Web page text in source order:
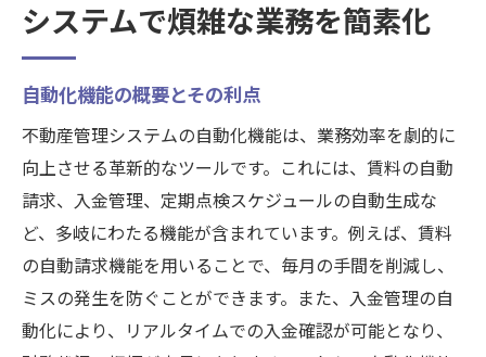
システムで煩雑な業務を簡素化
自動化機能の概要とその利点
不動産管理システムの自動化機能は、業務効率を劇的に
向上させる革新的なツールです。これには、賃料の自動
請求、入金管理、定期点検スケジュールの自動生成な
ど、多岐にわたる機能が含まれています。例えば、賃料
の自動請求機能を用いることで、毎月の手間を削減し、
ミスの発生を防ぐことができます。また、入金管理の自
動化により、リアルタイムでの入金確認が可能となり、